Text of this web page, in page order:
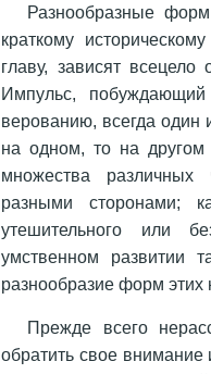
Разнообразные
краткому
главу, зависят
Импульс,
верованию, всегда один
на одном, то на другом
множества различных
разными сторонами;
утешительного или
умственном развитии
разнообразие форм
Прежде всего
обратить свое